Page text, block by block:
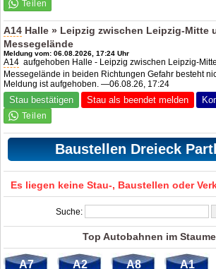
A14 Halle » Leipzig zwischen Leipzig-Mitte
Messegelände
Meldung vom: 06.08.2026, 17:24 Uhr
A14 aufgehoben Halle - Leipzig zwischen Leipzig-
Messegelände in beiden Richtungen Gefahr besteht
Meldung ist aufgehoben. —06.08.26, 17:24
Stau bestätigen Stau als beendet melden
Baustellen Dreieck
Es liegen keine Stau-, Baustellen oder
Suche:
Top Autobahnen im
A7 A2 A8 A1